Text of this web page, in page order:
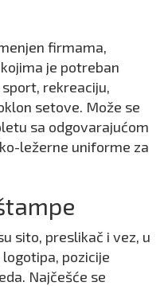
firmama,
je potreban
rekreaciju,
setove. Može se
sa odgovarajućom
ležerne uniforme za
sito, preslikač i vez, u
pozicije
Najčešće se